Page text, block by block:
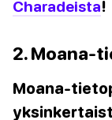
Charadeista!
2. Moana-
Moana-